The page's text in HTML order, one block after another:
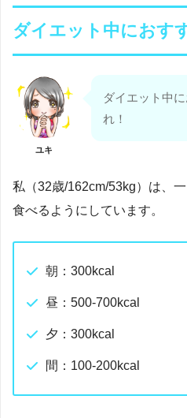
ダイエット中におす
ユキ
ダイエット中
れ！
私（32歳/162cm/53kg）は、
食べるようにしています。
朝：300kcal
昼：500-700kcal
夕：300kcal
間：100-200kcal